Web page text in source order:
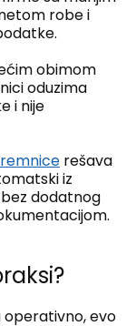
robe i
obimom
oduzima
i nije
rešava
iz
dodatnog
operativno, evo